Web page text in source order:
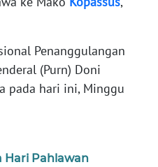
Penanggulangan
(Purn) Doni
pada hari ini, Minggu
Hari Pahlawan